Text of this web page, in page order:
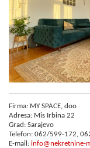
Firma: MY SPACE, doo
Adresa: Mis Irbina 22
Grad: Sarajevo
Telefon: 062/599-172,
E-mail: info@nekretnine-